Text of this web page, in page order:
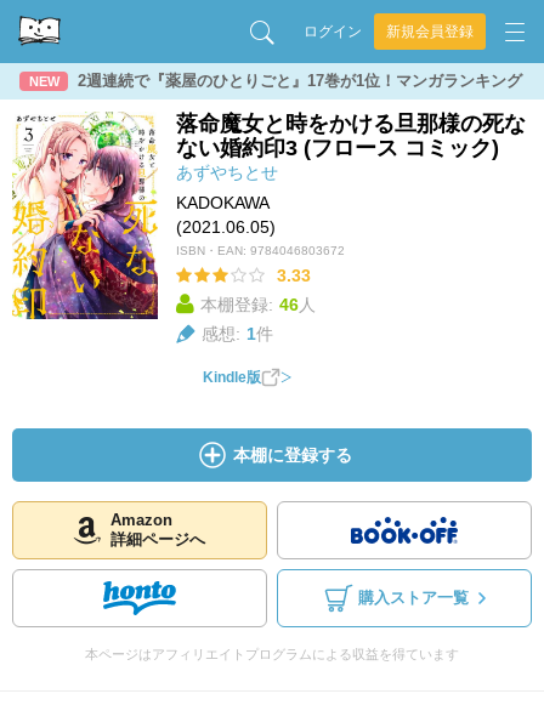
ログイン 新規会員登録
NEW 2週連続で『薬屋のひとりごと』17巻が1位！マンガランキング
落命魔女と時をかける旦那様の死な
ない婚約印3 (フロース コミック)
あずやちとせ
KADOKAWA
(2021.06.05)
ISBN・EAN: 9784046803672
3.33
本棚登録: 46人
感想: 1件
Kindle版
本棚に登録する
Amazon
詳細ページへ
購入ストア一覧
本ページはアフィリエイトプログラムによる収益を得ています